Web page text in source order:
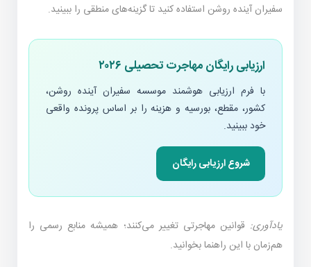
سفیران آینده روشن استفاده کنید تا گزینه‌های منطقی را ببینید.
ارزیابی رایگان مهاجرت تحصیلی ۲۰۲۶
با فرم ارزیابی هوشمند موسسه سفیران آینده روشن،
کشور، مقطع، بورسیه و هزینه را بر اساس پرونده واقعی
خود ببینید.
شروع ارزیابی رایگان
یادآوری: قوانین مهاجرتی تغییر می‌کنند؛ همیشه منابع رسمی را
هم‌زمان با این راهنما بخوانید.